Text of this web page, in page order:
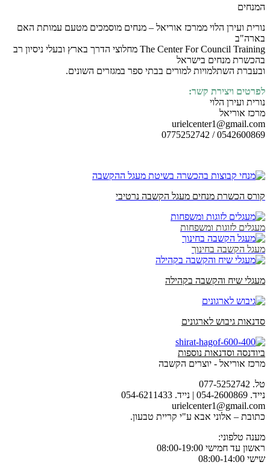
המנחים
נורית ועירן הלוי ממרכז אוריאל – מנחים מוסמכים מטעם עמותת האם
בארה"ב
The Center For Council Training מחלוצי הדרך בארץ ובעלי ניסיון רב
בהכשרת מנחים בישראל
ובעברת השתלמויות למורים בבתי ספר במגזרים השונים.
לפרטים ויצירת קשר:
נורית ועירן הלוי
מרכז אוריאל
urielcenter1@gmail.com
0542600869 / 0775252742
קורס הכשרת מנחים מעגל הקשבה נרטיבי
מעגלים לזוגות ומשפחות
מעגל הקשבה בחינוך
מעגלי שיח והקשבה בקהילה
סדנאות גיבוש לארגונים
ביודנסה וסדנאות נוספות
מרכז אוריאל - יוצרים הקשבה
טל. 077-5252742
נייד. 054-2600869 | נייד. 054-6211433
urielcenter1@gmail.com
כתובת – אלוני אבא ע"י קריית טבעון.
מענה טלפוני:
ראשון עד חמישי 08:00-19:00
שישי 08:00-14:00